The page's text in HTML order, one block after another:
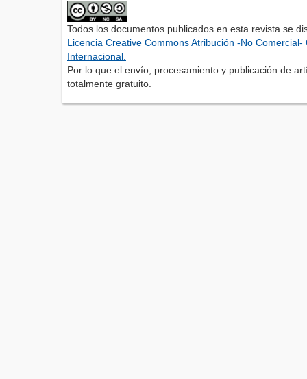
Todos los documentos publicados en esta revista se
Licencia Creative Commons Atribución -No
Internacional.
Por lo que el envío, procesamiento y publicación de
totalmente gratuito.